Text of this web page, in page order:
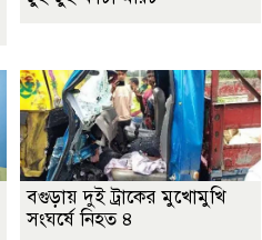
বগুড়ায় দুই ট্রাকের মুখোমুখি
সংঘর্ষে নিহত ৪